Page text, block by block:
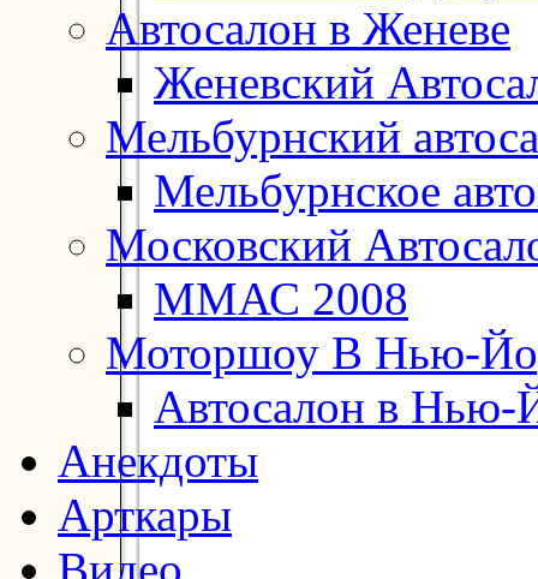
Автосалон в Женеве
Женевский
Мельбурнский
Мельбурнское
Московский
ММАС 2008
Моторшоу В Нью-
Автосалон в Нью-
Анекдоты
Арткары
Видео